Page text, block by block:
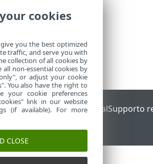
ESETESET Status PortalSupporto
riservati.
cookies
you the best optimized
traffic, and serve you with
collection of all cookies by
all non-essential cookies by
or adjust your cookie
You also have the right to
your cookie preferences
link in our website
(if available). For more
CLOSE